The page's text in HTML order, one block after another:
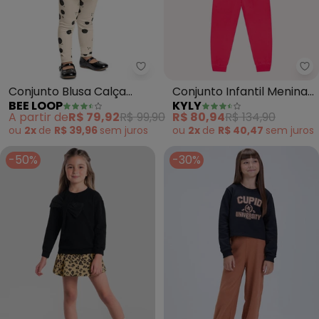
Bee Loop - Conjunto Blusa
Conjunto Blusa Calça
Legging Preto
BEE LOOP
A partir deR$ 79,92R$ 99,90
ou 2x de R$ 39,96 sem juros
Conjunto Infantil Menina
Estampa (Preto)
KYLY
R$ 80,94R$ 134,90
ou 2x de R$ 40,47 sem juros
-50% -30%